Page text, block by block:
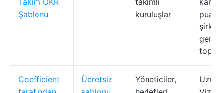
Takım OKR
Şablonu
takımlı
kuruluşlar
şirket
Coefficient
Ücretsiz
Yöneticiler,
Uzun